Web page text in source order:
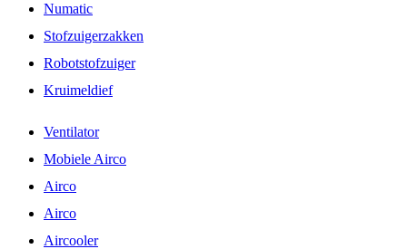
Numatic
Stofzuigerzakken
Robotstofzuiger
Kruimeldief
Ventilator
Mobiele Airco
Airco
Airco
Aircooler